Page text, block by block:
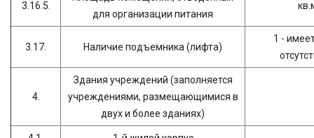
3.16.5.
для организации питания
3.17. Наличие подъемника (лифта)
1 -
4.
Здания учреждений (заполняется
учреждениями, размещающимися в
двух и более зданиях)